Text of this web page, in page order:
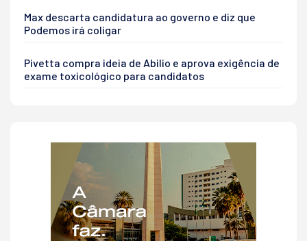
Max descarta candidatura ao governo e diz que
Podemos irá coligar
Pivetta compra ideia de Abilio e aprova exigência de
exame toxicológico para candidatos